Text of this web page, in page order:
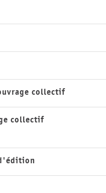
collectif
collectif